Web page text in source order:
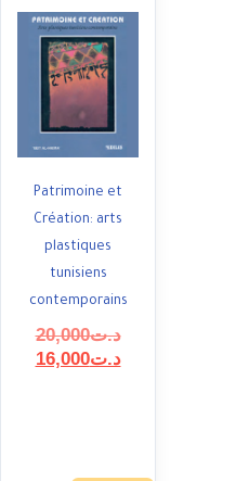
Patrimoine et
Création: arts
plastiques
tunisiens
contemporains
د.ت20,000السعر
د.ت16,000